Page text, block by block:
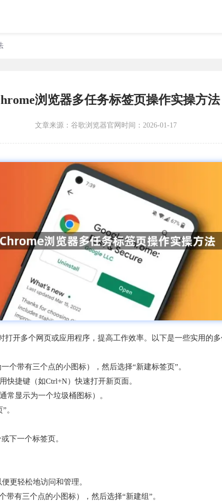
浏览器多任务标签页操作实操方法
文章来源： 谷歌浏览器官网 时间：2026-01-17
开多个网页或应用程序，提高工作效率。以下是一些实用的多
个带有三个点的小图标），然后选择“新建标签页”。
快捷键（如Ctrl+N）快速打开新页面。
常显示为一个垃圾桶图标）。
。
下一个标签页。
更轻松地访问和管理。
有三个点的小图标），然后选择“新建组”。